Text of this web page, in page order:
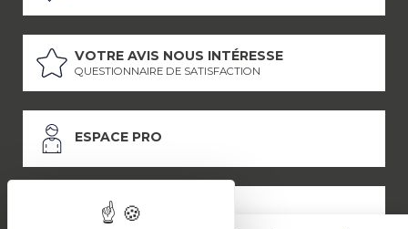
VOTRE AVIS NOUS INTÉRESSE
QUESTIONNAIRE DE SATISFACTION
ESPACE PRO
ESPACE PRESSE